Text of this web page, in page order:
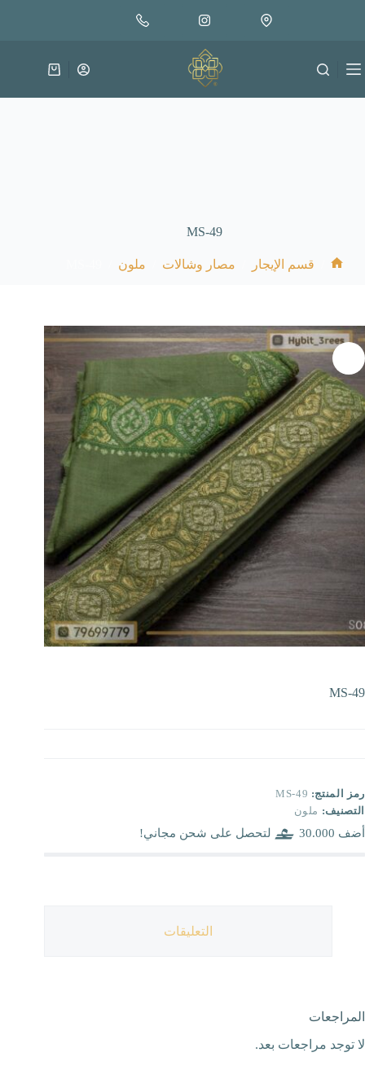
عربة
MS-49
قسم الإيجار مصار وشالات ملون
MS-49
رمز المنتج: MS-49
التصنيف: ملون
أضف 30.000 لتحصل على شحن مجاني!
التعليقات
المراجعات
لا توجد مراجعات بعد.